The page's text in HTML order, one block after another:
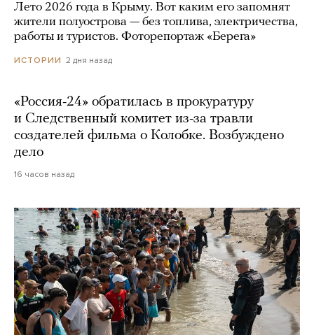
Лето 2026 года в Крыму. Вот каким его запомнят
жители полуострова — без топлива, электричества,
работы и туристов. Фоторепортаж «Берега»
ИСТОРИИ 2 дня назад
«Россия-24» обратилась в прокуратуру
и Следственный комитет из-за травли
создателей фильма о Колобке. Возбуждено
дело
16 часов назад